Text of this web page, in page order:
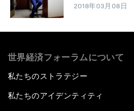
2018年03月08日
世界経済フォーラムについて
私たちのストラテジー
私たちのアイデンティティ